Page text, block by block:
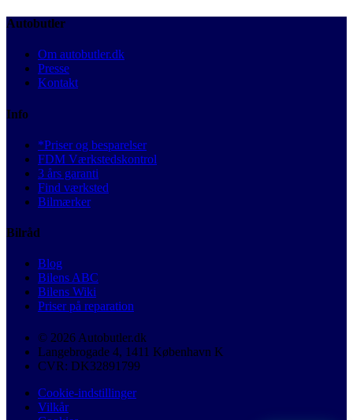
Autobutler
Om autobutler.dk
Presse
Kontakt
Info
*Priser og besparelser
FDM Værkstedskontrol
3 års garanti
Find værksted
Bilmærker
Bilråd
Blog
Bilens ABC
Bilens Wiki
Priser på reparation
© 2026 Autobutler.dk
Langebrogade 4, 1411 København K
CVR: DK32891799
Cookie-indstillinger
Vilkår